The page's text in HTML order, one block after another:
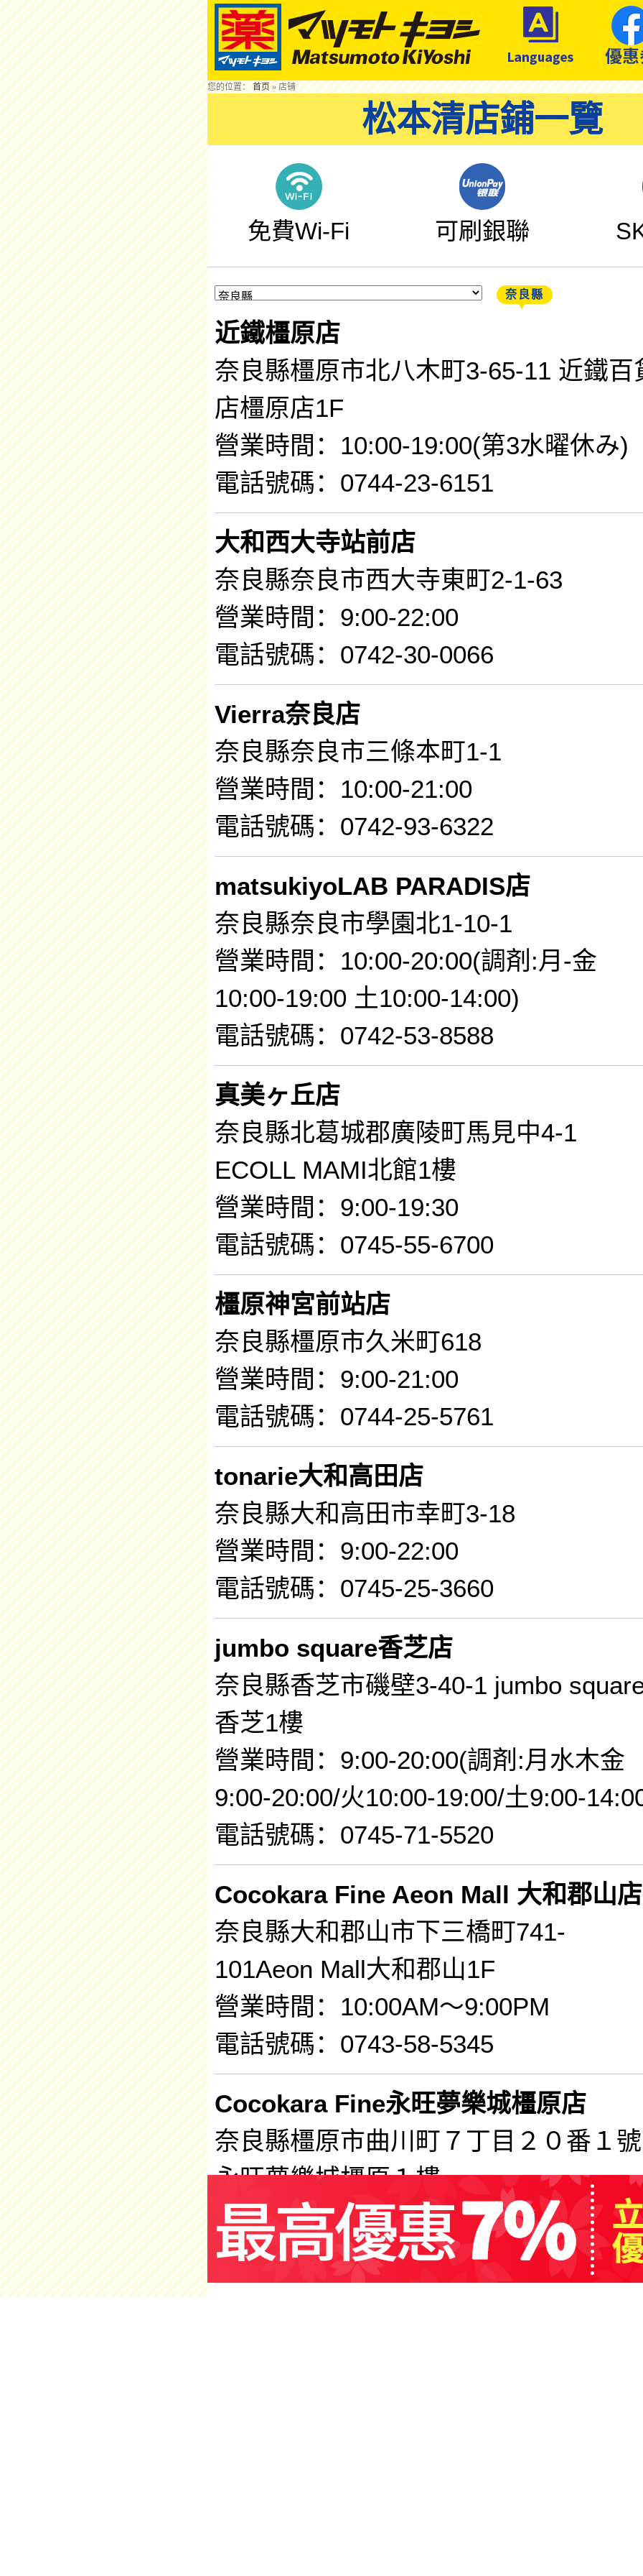
您的位置：首页»店铺
松本清店鋪一覽
免費Wi-Fi 可刷銀聯
奈良縣
近鐵橿原店
奈良縣橿原市北八木町3-65-11 近鐵百
店橿原店1F
營業時間：10:00-19:00(第3水曜休み)
電話號碼：0744-23-6151
大和西大寺站前店
奈良縣奈良市西大寺東町2-1-63
營業時間：9:00-22:00
電話號碼：0742-30-0066
Vierra奈良店
奈良縣奈良市三條本町1-1
營業時間：10:00-21:00
電話號碼：0742-93-6322
matsukiyoLAB PARADIS店
奈良縣奈良市學園北1-10-1
營業時間：10:00-20:00(調剤:月-金
10:00-19:00 土10:00-14:00)
電話號碼：0742-53-8588
真美ヶ丘店
奈良縣北葛城郡廣陵町馬見中4-1
ECOLL MAMI北館1樓
營業時間：9:00-19:30
電話號碼：0745-55-6700
橿原神宮前站店
奈良縣橿原市久米町618
營業時間：9:00-21:00
電話號碼：0744-25-5761
tonarie大和高田店
奈良縣大和高田市幸町3-18
營業時間：9:00-22:00
電話號碼：0745-25-3660
jumbo square香芝店
奈良縣香芝市磯壁3-40-1 jumbo
香芝1樓
營業時間：9:00-20:00(調剤:月水木金
9:00-20:00/火10:00-19:00/土9:00-
電話號碼：0745-71-5520
Cocokara Fine Aeon Mall 大和郡山店
奈良縣大和郡山市下三橋町741-
101Aeon Mall大和郡山1F
營業時間：10:00AM～9:00PM
電話號碼：0743-58-5345
Cocokara Fine永旺夢樂城橿原店
奈良縣橿原市曲川町７丁目２０番１號
永旺夢樂城橿原１樓
營業時間：10:00～21:00
電話號碼：0744-21-8198